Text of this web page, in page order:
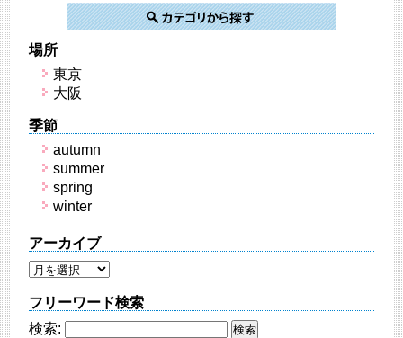
場所
東京
大阪
季節
autumn
summer
spring
winter
アーカイブ
フリーワード検索
検索: